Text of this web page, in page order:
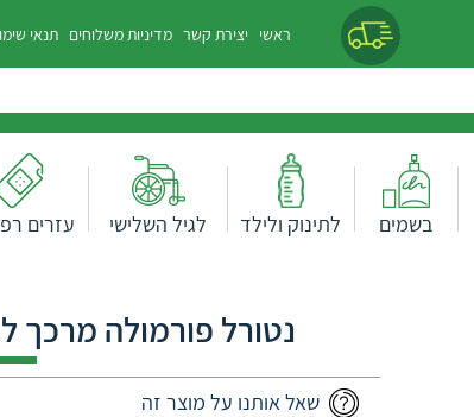
ראשי יצירת קשר מדיניות משלוחים תנאי
בשמים לתינוק ולילד לגיל השלישי עזרים
נטורל פורמולה מרכך
שאל אותנו על מוצר זה